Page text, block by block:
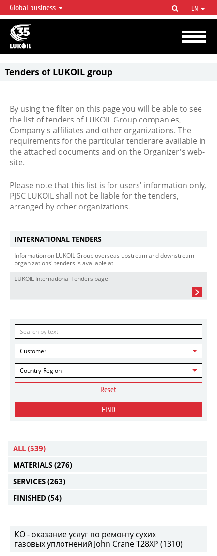
LUKOIL OVERVIEW
LUKOIL is one of the largest oil & gas vertical integrated companies in the world
accounting for over 2% of crude production and circa 1% of proved hydrocarbon
reserves globally.
Global business EN
Tenders of LUKOIL group
By using the filter on this page you will be able to see
the list of tenders of LUKOIL Group companies,
Company's affiliates and other organizations. The
requirements for the particular tenderare available in
the attached documents and on the Organizer's web-
site.
Please note that this list is for users' information only,
PJSC LUKOIL shall not be liable for the tenders,
arranged by other organizations.
INTERNATIONAL TENDERS
Information on LUKOIL Group overseas upstream and downstream
organizations' tenders is available at
LUKOIL International Tenders page
Customer
Country-Region
Reset
FIND
ALL (539)
MATERIALS (276)
SERVICES (263)
FINISHED (54)
КО - оказание услуг по ремонту сухих
газовых уплотнений John Crane T28XP (1310)